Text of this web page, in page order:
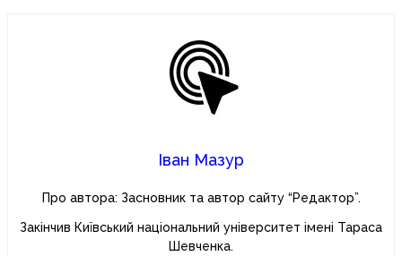
Іван Мазур
Про автора: Засновник та автор сайту “Редактор”.
Закінчив Київський національний університет імені Тараса
Шевченка.